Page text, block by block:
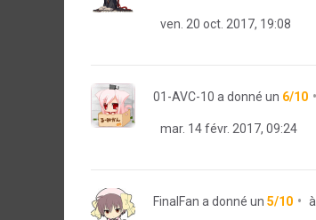
ven. 20 oct. 2017, 19:08
01-AVC-10 a donné un 6/10
mar. 14 févr. 2017, 09:24
FinalFan a donné un 5/10 à